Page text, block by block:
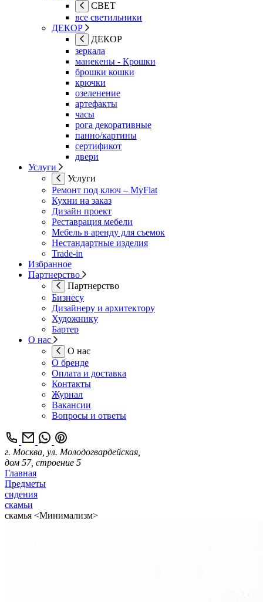
СВЕТ
все светильники
ДЕКОР
ДЕКОР
зеркала
манекены - Крошки
брошки кошки
крючки
озеленение
артефакты
часы
рога декоративные
панно/картины
сертификот
двери
Услуги
Услуги
Ремонт под ключ – MyFlat
Кухни на заказ
Дизайн проект
Реставрация мебели
Мебель в аренду для съемок
Нестандартные изделия
Trade-in
Избранное
Партнерство
Партнерство
Бизнесу
Дизайнеру и архитектору
Художнику
Бартер
О нас
О нас
О бренде
Оплата и доставка
Контакты
Журнал
Вакансии
Вопросы и ответы
г. Москва, ул. Молодогвардейская,
дом 57, строение 5
Главная
Предметы
сидения
скамьи
скамья <Минимализм>